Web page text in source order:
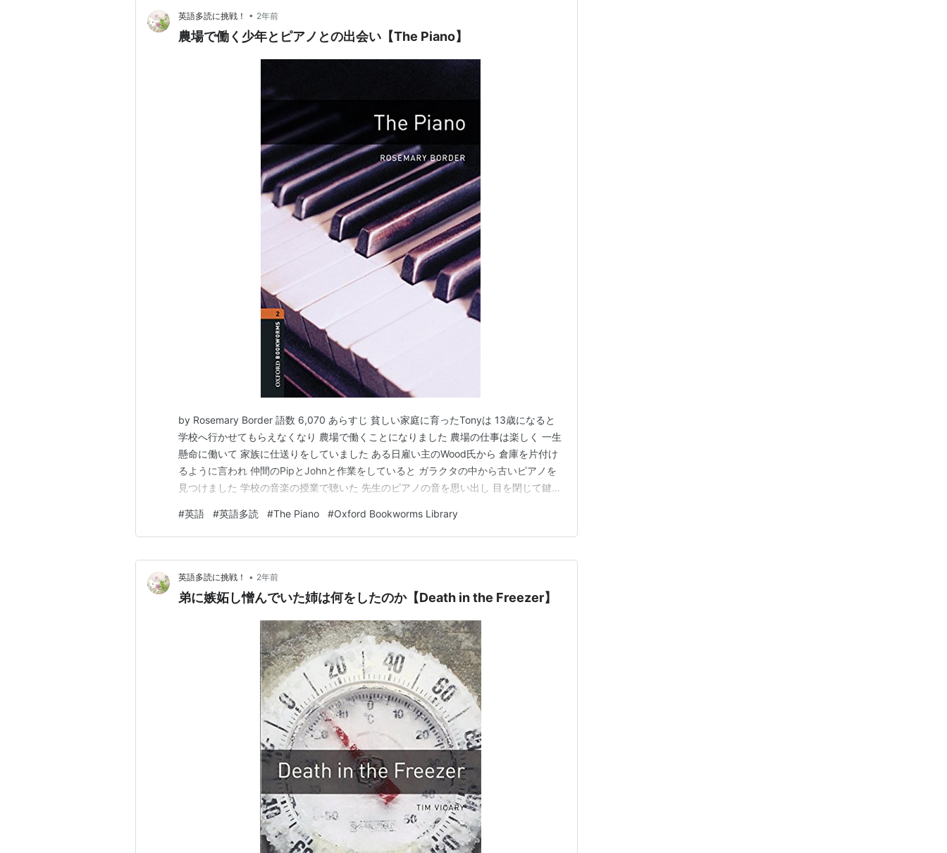
英語多読に挑戦！ • 2年前
農場で働く少年とピアノとの出会い【The Piano】
by Rosemary Border 語数 6,070 あらすじ 貧しい家庭に育ったTonyは 13歳になると
学校へ行かせてもらえなくなり 農場で働くことになりました 農場の仕事は楽しく 一生
懸命に働いて 家族に仕送りをしていました ある日雇い主のWood氏から 倉庫を片付け
るように言われ 仲間のPipとJohnと作業をしていると ガラクタの中から古いピアノを
見つけました 学校の音楽の授業で聴いた 先生のピアノの音を思い出し 目を閉じて鍵盤
た Tonyは嬉しくなり Wood氏にこのピアノが欲しいと願いますが 捨…
#英語 #英語多読 #The Piano #Oxford Bookworms Library
英語多読に挑戦！ • 2年前
弟に嫉妬し憎んでいた姉は何をしたのか【Death in the Freezer】